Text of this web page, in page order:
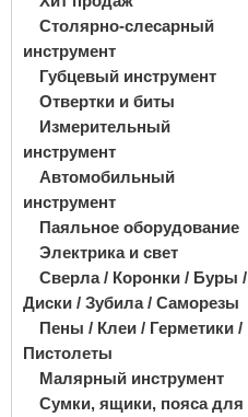
Столярно-слесарный
инструмент
Губцевый инструмент
Отвертки и биты
Измерительный
инструмент
Автомобильный
инструмент
Паяльное оборудование
Электрика и свет
Сверла / Коронки / Буры /
Диски / Зубила / Саморезы
Пены / Клеи / Герметики /
Пистолеты
Малярный инструмент
Сумки, ящики, пояса для